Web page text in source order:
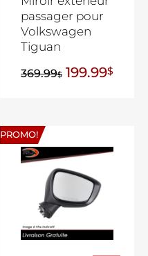
passager pour
Volkswagen
Tiguan
369.99$ 199.99$
PROMO!